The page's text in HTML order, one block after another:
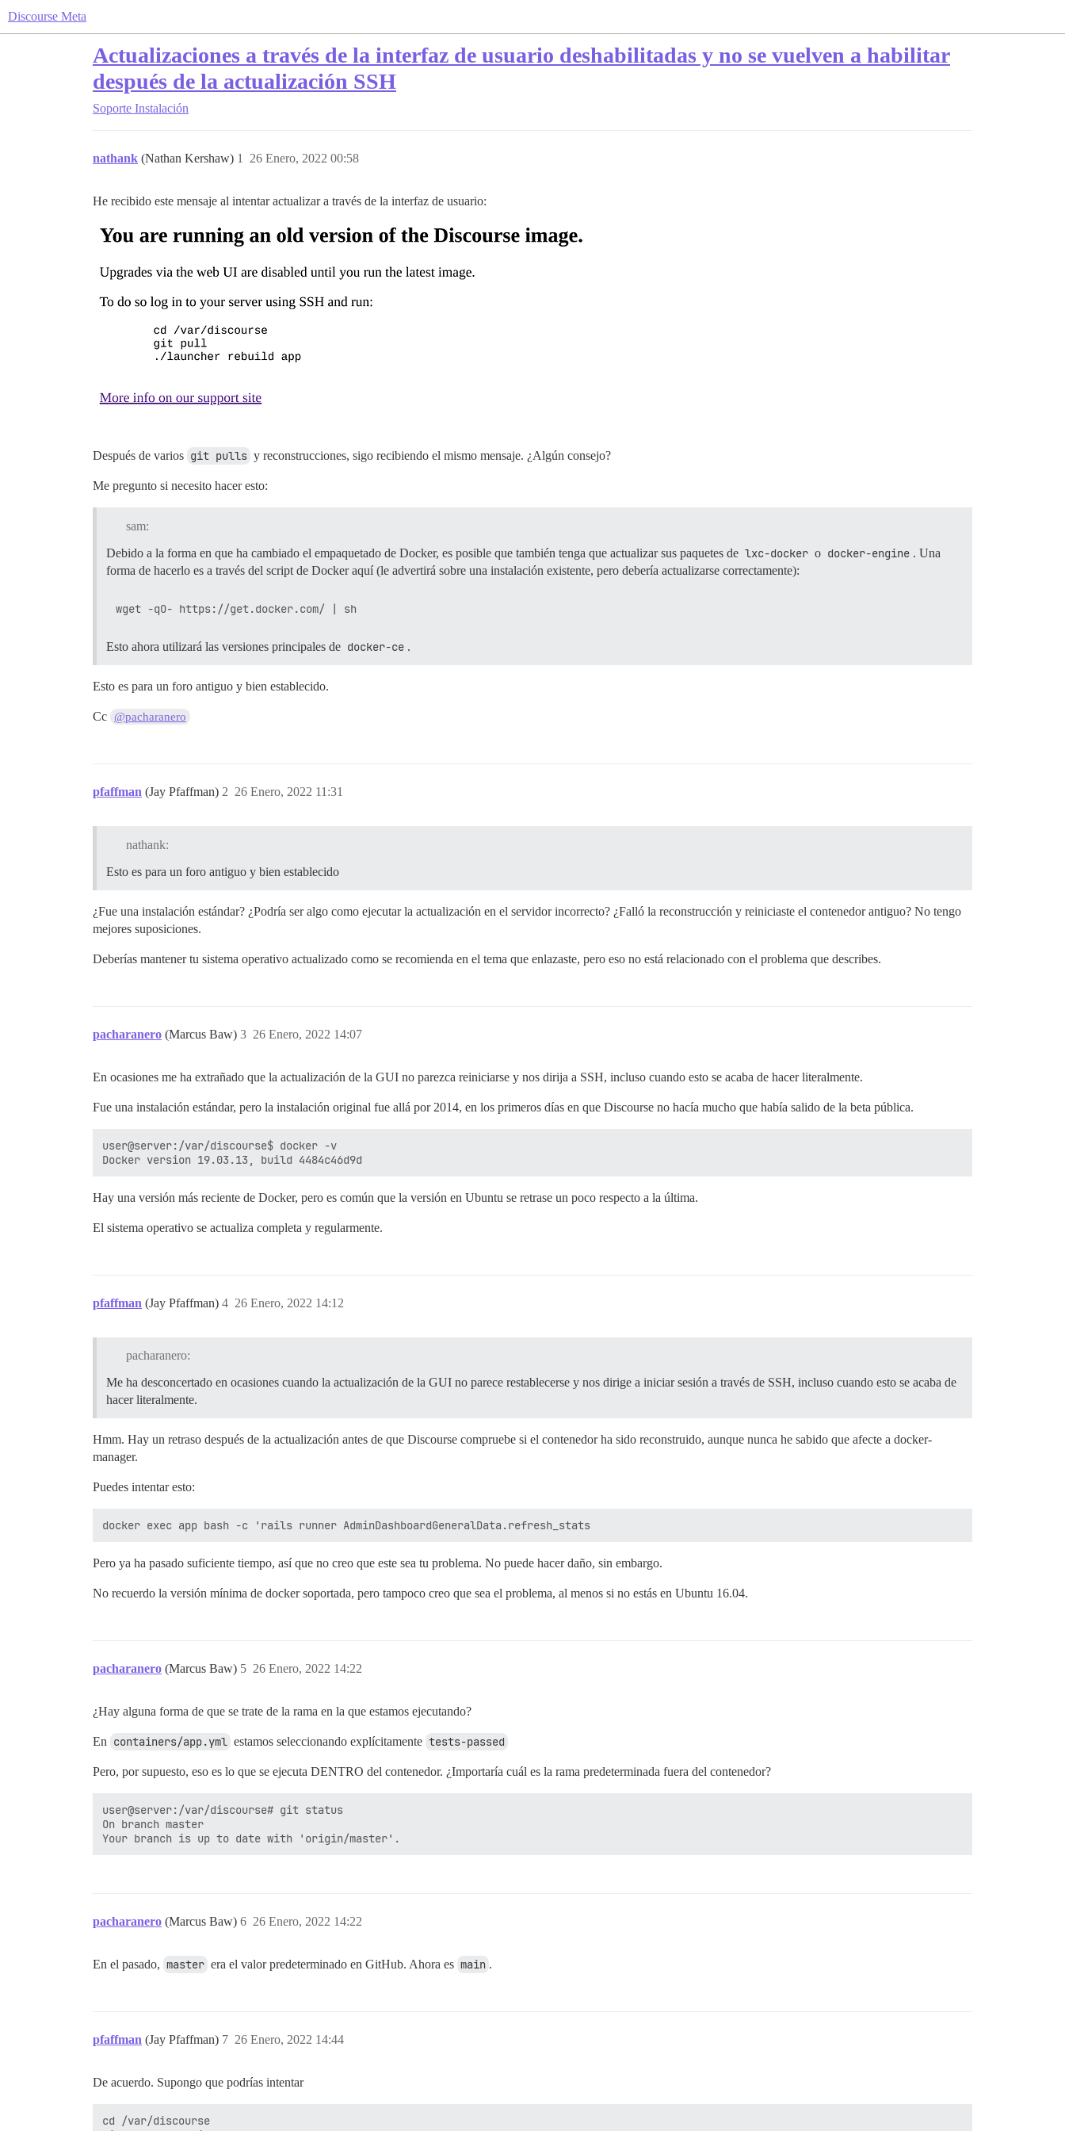
Discourse Meta
Actualizaciones a través de la interfaz de usuario deshabilitadas y no se vuelven a habilitar
después de la actualización SSH
Soporte Instalación
nathank (Nathan Kershaw) 26 Enero, 2022 00:58
1
He recibido este mensaje al intentar actualizar a través de la interfaz de usuario:
Después de varios git pulls y reconstrucciones, sigo recibiendo el mismo mensaje. ¿Algún consejo?
Me pregunto si necesito hacer esto:
sam:
Debido a la forma en que ha cambiado el empaquetado de Docker, es posible que también tenga que actualizar sus paquetes de lxc-docker o docker-engine . Una
forma de hacerlo es a través del script de Docker aquí (le advertirá sobre una instalación existente, pero debería actualizarse correctamente):
Esto ahora utilizará las versiones principales de docker-ce .
Esto es para un foro antiguo y bien establecido.
Cc @pacharanero
pfaffman (Jay Pfaffman) 26 Enero, 2022 11:31
2
nathank:
Esto es para un foro antiguo y bien establecido
¿Fue una instalación estándar? ¿Podría ser algo como ejecutar la actualización en el servidor incorrecto? ¿Falló la reconstrucción y reiniciaste el contenedor antiguo? No tengo
mejores suposiciones.
Deberías mantener tu sistema operativo actualizado como se recomienda en el tema que enlazaste, pero eso no está relacionado con el problema que describes.
pacharanero (Marcus Baw) 26 Enero, 2022 14:07
3
En ocasiones me ha extrañado que la actualización de la GUI no parezca reiniciarse y nos dirija a SSH, incluso cuando esto se acaba de hacer literalmente.
Fue una instalación estándar, pero la instalación original fue allá por 2014, en los primeros días en que Discourse no hacía mucho que había salido de la beta pública.
user@server:/var/discourse$ docker -v
Hay una versión más reciente de Docker, pero es común que la versión en Ubuntu se retrase un poco respecto a la última.
El sistema operativo se actualiza completa y regularmente.
pfaffman (Jay Pfaffman) 26 Enero, 2022 14:12
4
pacharanero:
Me ha desconcertado en ocasiones cuando la actualización de la GUI no parece restablecerse y nos dirige a iniciar sesión a través de SSH, incluso cuando esto se acaba de
hacer literalmente.
Hmm. Hay un retraso después de la actualización antes de que Discourse compruebe si el contenedor ha sido reconstruido, aunque nunca he sabido que afecte a docker-
manager.
Puedes intentar esto:
Pero ya ha pasado suficiente tiempo, así que no creo que este sea tu problema. No puede hacer daño, sin embargo.
No recuerdo la versión mínima de docker soportada, pero tampoco creo que sea el problema, al menos si no estás en Ubuntu 16.04.
pacharanero (Marcus Baw) 26 Enero, 2022 14:22
5
¿Hay alguna forma de que se trate de la rama en la que estamos ejecutando?
En containers/app.yml estamos seleccionando explícitamente tests-passed
Pero, por supuesto, eso es lo que se ejecuta DENTRO del contenedor. ¿Importaría cuál es la rama predeterminada fuera del contenedor?
user@server:/var/discourse# git status
On branch master
pacharanero (Marcus Baw) 26 Enero, 2022 14:22
6
En el pasado, master era el valor predeterminado en GitHub. Ahora es main .
pfaffman (Jay Pfaffman) 26 Enero, 2022 14:44
7
De acuerdo. Supongo que podrías intentar
cd /var/discourse